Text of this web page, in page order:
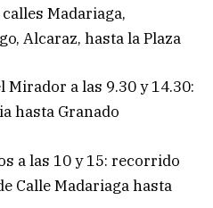
Madariaga,
Alcaraz, hasta la Plaza
a las 9.30 y 14.30:
hasta Granado
a las 10 y 15: recorrido
Calle Madariaga hasta